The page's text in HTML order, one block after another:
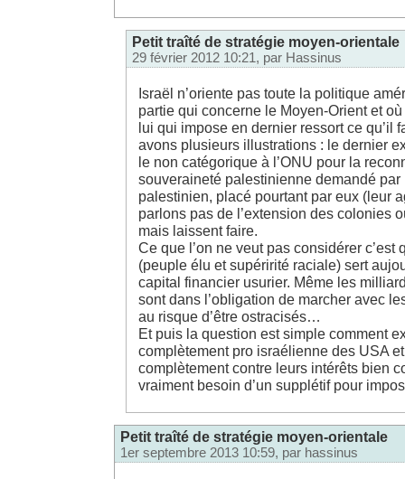
Petit traîté de stratégie moyen-orientale
29 février 2012 10:21, par Hassinus
Israël n’oriente pas toute la politique
partie qui concerne le Moyen-Orient et
lui qui impose en dernier ressort ce qu’il
avons plusieurs illustrations : le dernier
le non catégorique à l’ONU pour la
souveraineté palestinienne demandé par
palestinien, placé pourtant par eux (leur
parlons pas de l’extension des colonies
mais laissent faire.
Ce que l’on ne veut pas considérer c’est
(peuple élu et supéririté raciale) sert
capital financier usurier. Même les
sont dans l’obligation de marcher avec
au risque d’être ostracisés…
Et puis la question est simple comment
complètement pro israélienne des USA
complètement contre leurs intérêts bien
vraiment besoin d’un supplétif pour
Petit traîté de stratégie moyen-orientale
1er septembre 2013 10:59, par hassinus